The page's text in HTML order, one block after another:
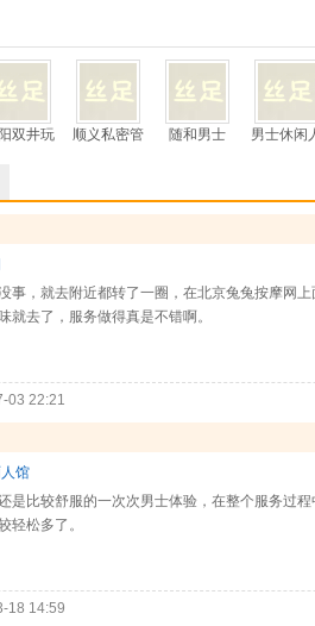
双井玩 顺义私密管 随和男士 男士休闲
事，就去附近都转了一圈，在北京兔兔按摩网
就去了，服务做得真是不错啊。
03 22:21
馆
是比较舒服的一次次男士体验，在整个服务过
轻松多了。
18 14:59